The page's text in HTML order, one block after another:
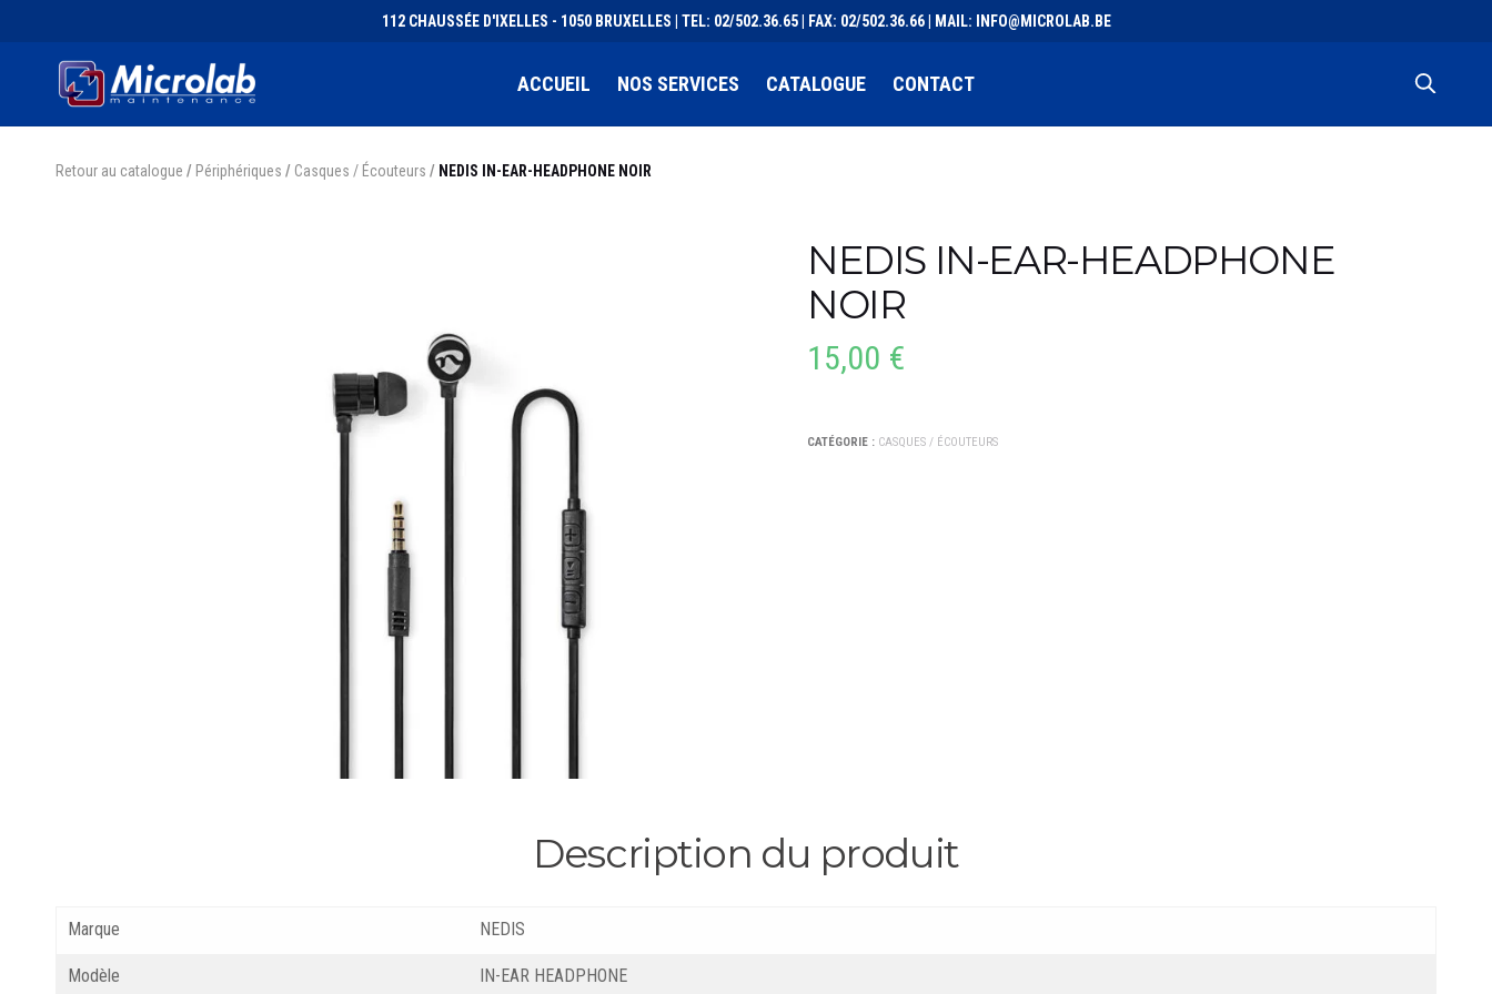
112 CHAUSSÉE D'IXELLES - 1050 BRUXELLES | TEL: 02/502.36.65 | FAX: 02/502.36.66 | MAIL: INFO@MICROLAB.BE
ACCUEIL NOS SERVICES CATALOGUE CONTACT
Retour au catalogue / Périphériques / Casques / Écouteurs / NEDIS IN-EAR-HEADPHONE NOIR
NEDIS IN-EAR-HEADPHONE
NOIR
15,00 €
CATÉGORIE : CASQUES / ÉCOUTEURS
Description du produit
Marque NEDIS
Modèle IN-EAR HEADPHONE